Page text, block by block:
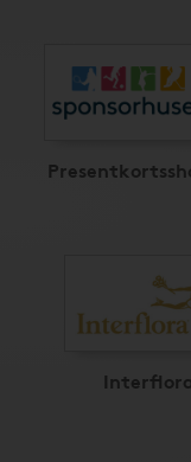
Interflora